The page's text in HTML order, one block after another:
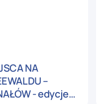
NA
–
- edycje